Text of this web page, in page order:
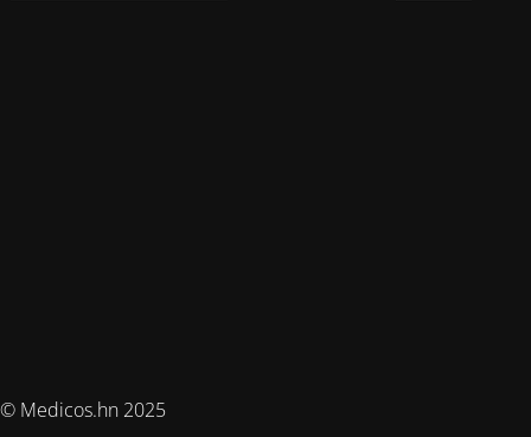
© Medicos.hn 2025